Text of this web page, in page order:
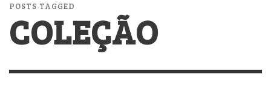
POSTS TAGGED
COLEÇÃO